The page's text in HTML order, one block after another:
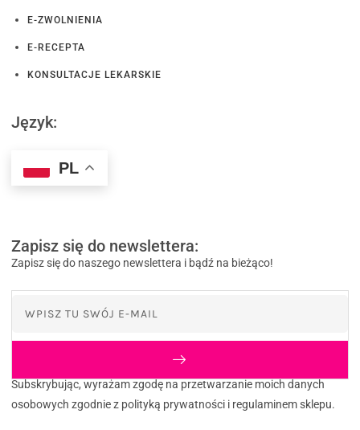
E-ZWOLNIENIA
E-RECEPTA
KONSULTACJE LEKARSKIE
Język:
PL
Zapisz się do newslettera:
Zapisz się do naszego newslettera i bądź na bieżąco!
Subskrybując, wyrażam zgodę na przetwarzanie moich danych
osobowych zgodnie z polityką prywatności i regulaminem sklepu.